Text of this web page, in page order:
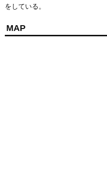
をしている。
MAP